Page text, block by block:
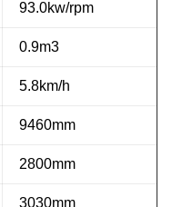
93.0kw/rpm
0.9m3
5.8km/h
9460mm
2800mm
3030mm